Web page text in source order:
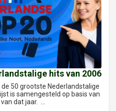
hits van 2006
50 grootste Nederlandstalige
is samengesteld op basis van
dat jaar. ...